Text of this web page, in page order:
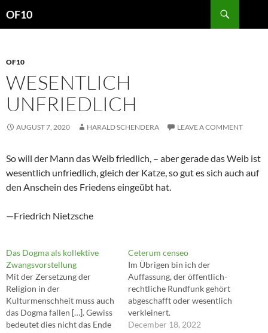
OF10
OF10
WESENTLICH
UNFRIEDLICH
AUGUST 7, 2020 HARALD SCHENDERA LEAVE A COMMENT
So will der Mann das Weib friedlich, – aber gerade das Weib ist
wesentlich unfriedlich, gleich der Katze, so gut es sich auch auf
den Anschein des Friedens eingeübt hat.
—Friedrich Nietzsche
Das Dogma als kollektive
Zwangsvorstellung
Mit der Zersetzung der
Religion in der
Kulturmenschheit muss auch
das Dogma fallen […]. Gewiss
bedeutet dies nicht das Ende
Ceterum censeo
Im Übrigen bin ich der
Auffassung, der öffentlich-
rechtliche Rundfunk gehört
abgeschafft oder wesentlich
verkleinert.
December 18, 2022